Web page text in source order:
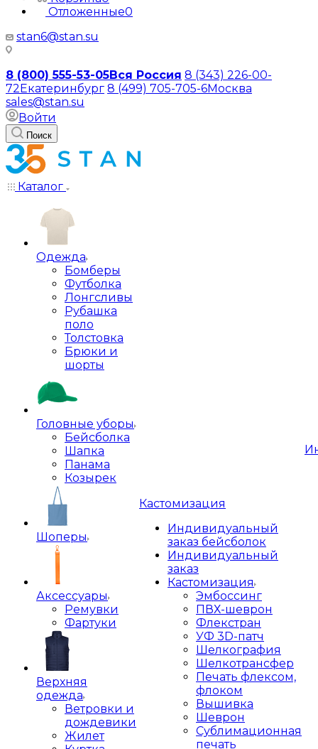
Отложенные0
stan6@stan.su
8 (800) 555-53-05Вся Россия 8 (343) 226-00-
72Екатеринбург 8 (499) 705-705-6Москва
sales@stan.su
Войти
Поиск
Каталог
Одежда
Бомберы
Футболка
Лонгсливы
Рубашка
поло
Толстовка
Брюки и
шорты
Головные уборы
Бейсболка
Шапка
Панама
Козырек
Шоперы
Аксессуары
Ремувки
Фартуки
Верхняя
одежда
Ветровки и
дождевики
Жилет
Кастомизация
Индивидуальный
заказ бейсболок
Индивидуальный
заказ
Кастомизация
Эмбоссинг
ПВХ-шеврон
Флекстран
УФ 3D-патч
Шелкография
Шелкотрансфер
Печать флексом,
флоком
Вышивка
Шеврон
Сублимационная
печать